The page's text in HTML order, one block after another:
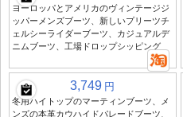
ヨーロッパとアメリカのヴィンテージジ
ッパーメンズブーツ、新しいプリーツチ
ェルシーライダーブーツ、カジュアルデ
ニムブーツ、工場ドロップシッピング
3,749 円
冬用ハイトップのマーティンブーツ、メ
ンズの本革カウハイドパレードブーツ、